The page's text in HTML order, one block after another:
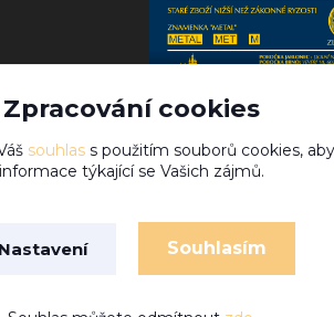
Zpracování cookies
souhlass použitím souborů cookies,
informace týkající se Vašich zájmů.
Nastavení Souhlasím